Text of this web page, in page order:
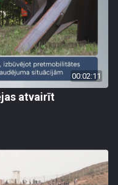
00:02:11
atvairīt